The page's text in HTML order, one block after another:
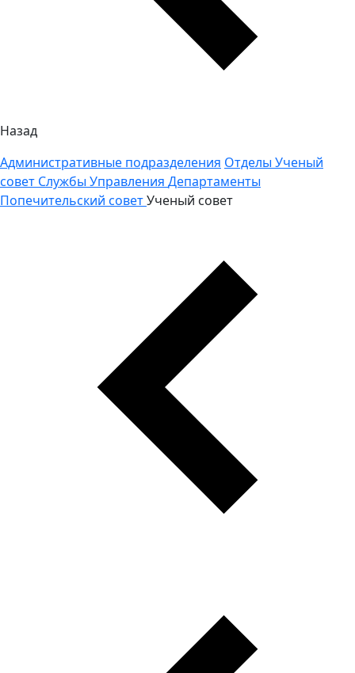
Назад
Административные подразделения Отделы Ученый
совет Службы Управления Департаменты
Попечительский советУченый совет